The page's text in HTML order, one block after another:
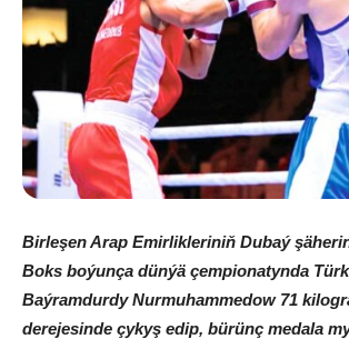
Birleşen Arap Emirlikleriniň Dubaý
Boks boýunça dünýä çempionatynda
Baýramdurdy Nurmuhammedow 71
derejesinde çykyş edip, bürünç medala